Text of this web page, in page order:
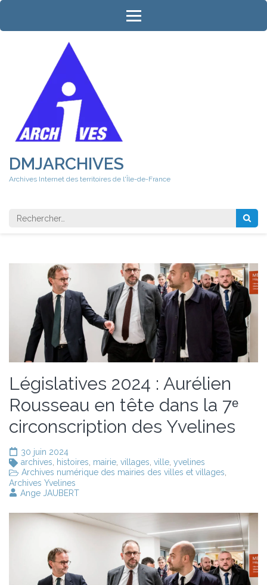
Aller
contenu
DMJARCHIVES
Archives Internet des territoires de l'Île-de-France
Rechercher
Législatives 2024 : Aurélien
Rousseau en tête dans la 7ᵉ
circonscription des Yvelines
30 juin 2024
archives
histoires mairie villages ville yvelines
Archives numérique des mairies des villes et villages
Archives Yvelines
Ange JAUBERT